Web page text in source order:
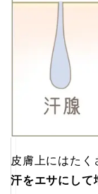
皮膚上にはたく
汗をエサにして